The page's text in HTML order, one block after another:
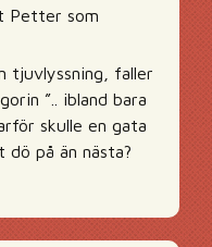
Petter som
tjuvlyssning, faller
”.. ibland bara
skulle en gata
på än nästa?